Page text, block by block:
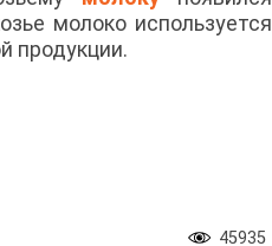
молоко используется
продукции.
45935